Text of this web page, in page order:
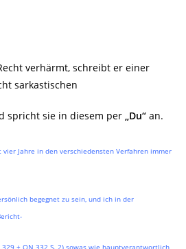
verhärmt, schreibt er einer
sarkastischen
spricht sie in diesem per „Du“ an.
Jahre in den verschiedensten Verfahren immer
begegnet zu sein, und ich in der
+ ON 332 S. 2) sowas wie hauptverantwortlich